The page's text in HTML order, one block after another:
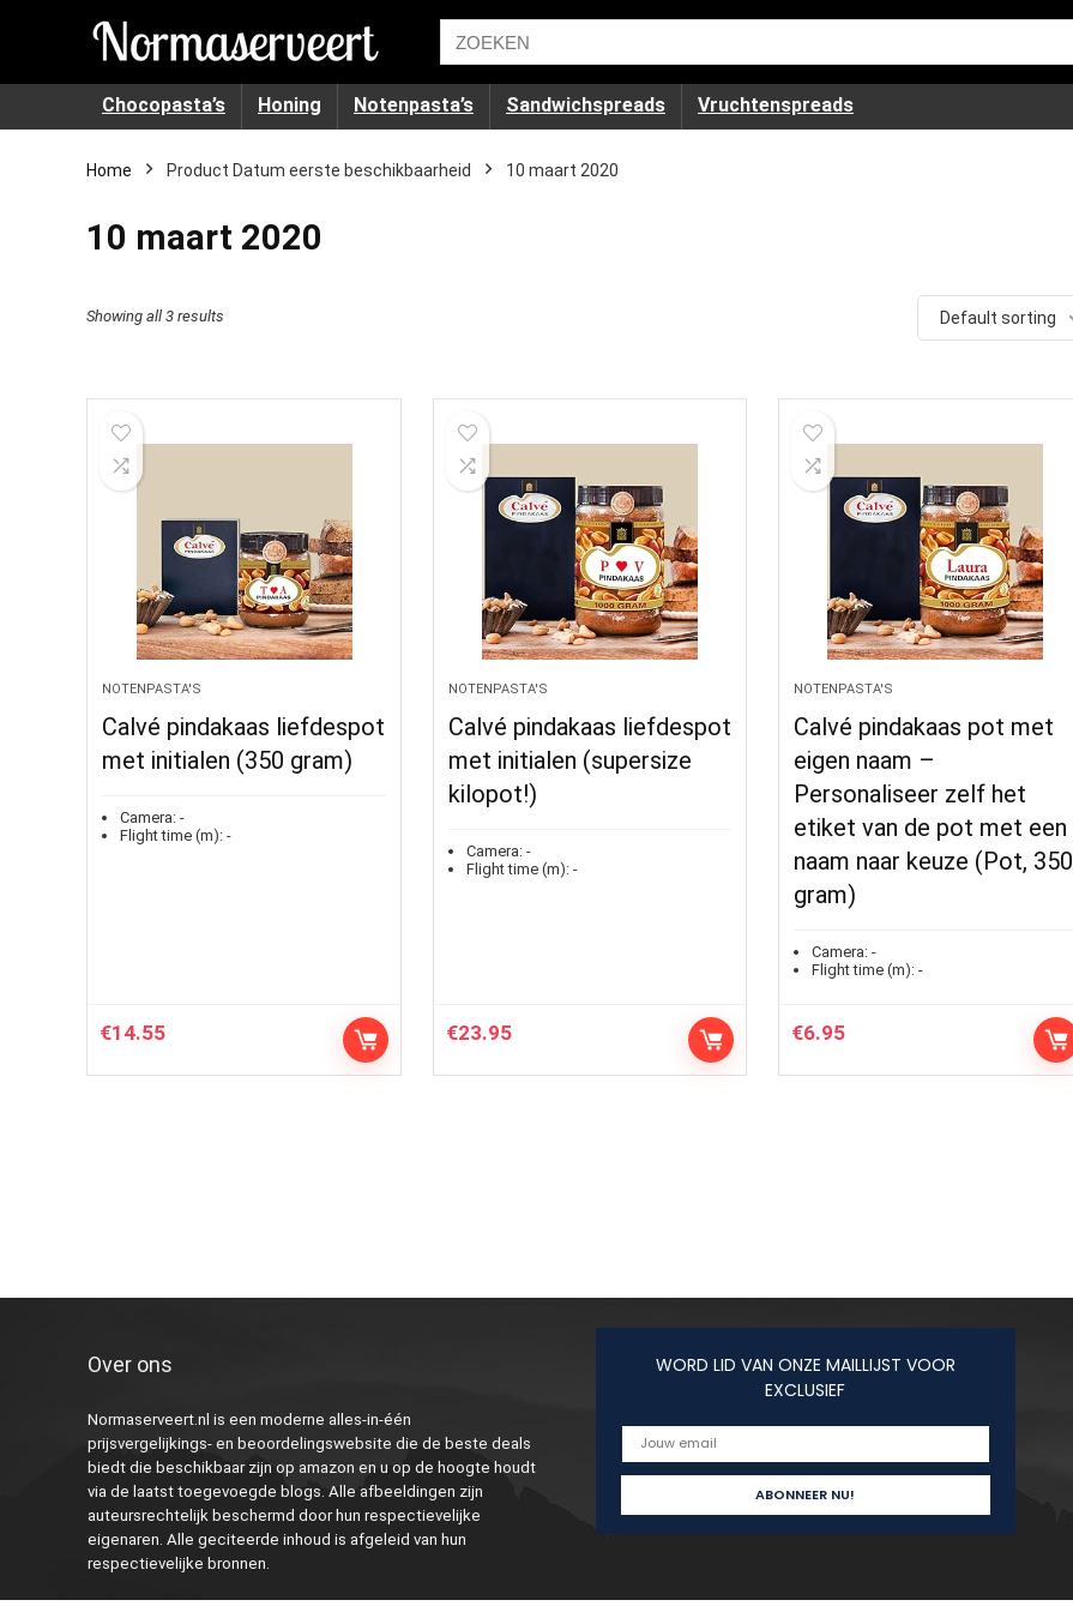
Chocopasta’s Honing Notenpasta’s Sandwichspreads Vruchtenspreads
Home Product Datum eerste beschikbaarheid 10 maart 2020
10 maart 2020
Showing all 3 results Default sorting
NOTENPASTA'S
Calvé pindakaas liefdespot
met initialen (350 gram)
Camera: -
Flight time (m): -
€14.55
NOTENPASTA'S
Calvé pindakaas liefdespot
met initialen (supersize
kilopot!)
Camera:-
Flight time (m):-
€23.95
NOTENPASTA'S
Calvé pindakaas pot met
eigen naam –
Personaliseer zelf het
etiket van de pot met een
naam naar keuze (Pot, 350
gram)
Camera: -
Flight time (m): -
€6.95
Over ons
Normaserveert.nl is een moderne alles-in-één
prijsvergelijkings- en beoordelingswebsite die de beste deals
biedt die beschikbaar zijn op amazon en u op de hoogte houdt
via de laatst toegevoegde blogs. Alle afbeeldingen zijn
auteursrechtelijk beschermd door hun respectievelijke
eigenaren. Alle geciteerde inhoud is afgeleid van hun
respectievelijke bronnen.
WORD LID VAN ONZE MAILLIJST VOOR
EXCLUSIEF